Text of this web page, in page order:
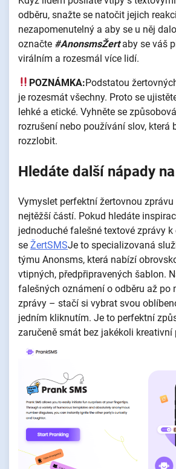
odběru, snažte se natočit jejich
nezapomenutelný a aby se u něj
označte #AnonsmsŽertaby se váš
virálním a rozesmál více lidí.
POZNÁMKA:Podstatou
je rozesmát všechny. Proto se
lehké a etické. Vyhněte se
rozrušení nebo používání slov, která
rozzlobit.
Hledáte další nápady
Vymyslet perfektní žertovnou
nejtěžší částí. Pokud hledáte
jednoduché falešné textové zprávy
se ŽertSMSJe to specializovaná
týmu Anonsms, která nabízí
vtipných, předpřipravených šablon.
falešných oznámení o odběru až po
zprávy – stačí si vybrat svou
jedním kliknutím. Je to perfektní
zaručeně smát bez jakékoli kreativní